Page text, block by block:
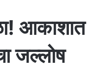
आकाशात
जल्लोष